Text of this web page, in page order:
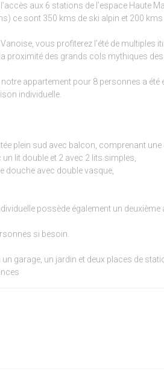
aux 6 stations de l’espace Haute
ce sont 350 kms de ski alpin et 200
vous profiterez l’été de multiples
proximité des grands cols mythiques des
appartement pour 8 personnes a été
individuelle.
plein sud avec balcon, comprenant
lit double et 2 avec 2 lits simples,
douche avec double vasque,
possède également un deuxième
si besoin.
garage, un jardin et deux places de